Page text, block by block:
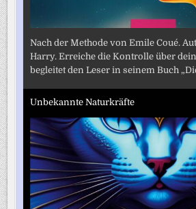
Nach der Methode von Emile Coué.
Harry. Erreiche die Kontrolle über
begleitet den Leser in seinem Buch
Unbekannte Naturkräfte